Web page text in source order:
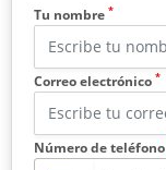
Tu nombre *
Correo electrónico *
Número de teléfono